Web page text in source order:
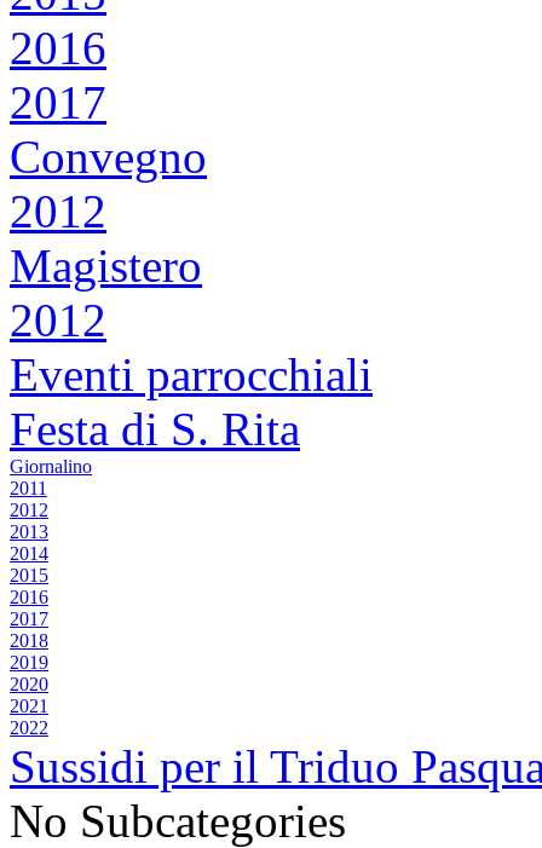
2016
2017
Convegno
2012
Magistero
2012
Eventi parrocchiali
Festa di S. Rita
Giornalino
2011
2012
2013
2014
2015
2016
2017
2018
2019
2020
2021
2022
Sussidi per il Triduo
No Subcategories